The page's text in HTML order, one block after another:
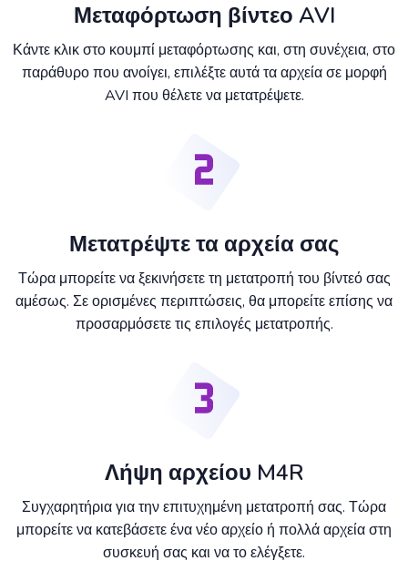
Μεταφόρτωση βίντεο AVI
Κάντε κλικ στο κουμπί μεταφόρτωσης και, στη συνέχεια, στο
παράθυρο που ανοίγει, επιλέξτε αυτά τα αρχεία σε μορφή
AVI που θέλετε να μετατρέψετε.
Μετατρέψτε τα αρχεία σας
Τώρα μπορείτε να ξεκινήσετε τη μετατροπή του βίντεό σας
αμέσως. Σε ορισμένες περιπτώσεις, θα μπορείτε επίσης να
προσαρμόσετε τις επιλογές μετατροπής.
Λήψη αρχείου M4R
Συγχαρητήρια για την επιτυχημένη μετατροπή σας. Τώρα
μπορείτε να κατεβάσετε ένα νέο αρχείο ή πολλά αρχεία στη
συσκευή σας και να το ελέγξετε.